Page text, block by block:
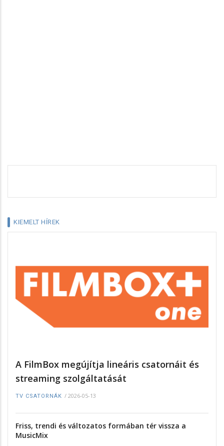
KIEMELT HÍREK
A FilmBox megújítja lineáris csatornáit és
streaming szolgáltatását
TV CSATORNÁK / 2026-05-13
Friss, trendi és változatos formában tér vissza a
MusicMix